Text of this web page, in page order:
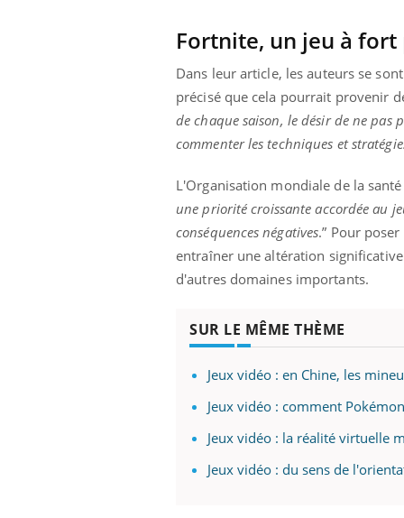
Fortnite, un jeu à
Dans leur article, les auteurs se
précisé que cela pourrait provenir
de chaque saison, le désir de ne
commenter les techniques et
L'Organisation mondiale de la
une priorité croissante accordée au
conséquences négatives.” Pour
entraîner une altération
d'autres domaines importants.
SUR LE MÊME THÈME
Jeux vidéo : en Chine, les
Jeux vidéo : comment
Jeux vidéo : la réalité virtuelle
Jeux vidéo : du sens de
Eczéma Chronique des Mains :
expliquer ma maladieYoutube
Il y a des sujets qui sont faciles à aborder...
questions sur la maladie d'un proche c'est